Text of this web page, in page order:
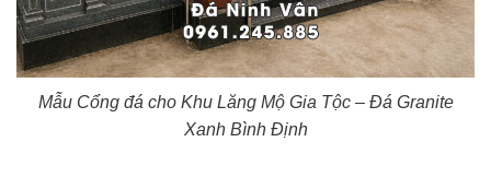
Mẫu Cổng đá cho Khu Lăng Mộ Gia Tộc – Đá Granite
Xanh Bình Định